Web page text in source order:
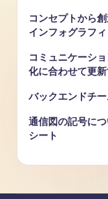
コンセプトから
インフォグラフ
コミュニケーシ
化に合わせて更
バックエンドチ
通信図の記号に
シート